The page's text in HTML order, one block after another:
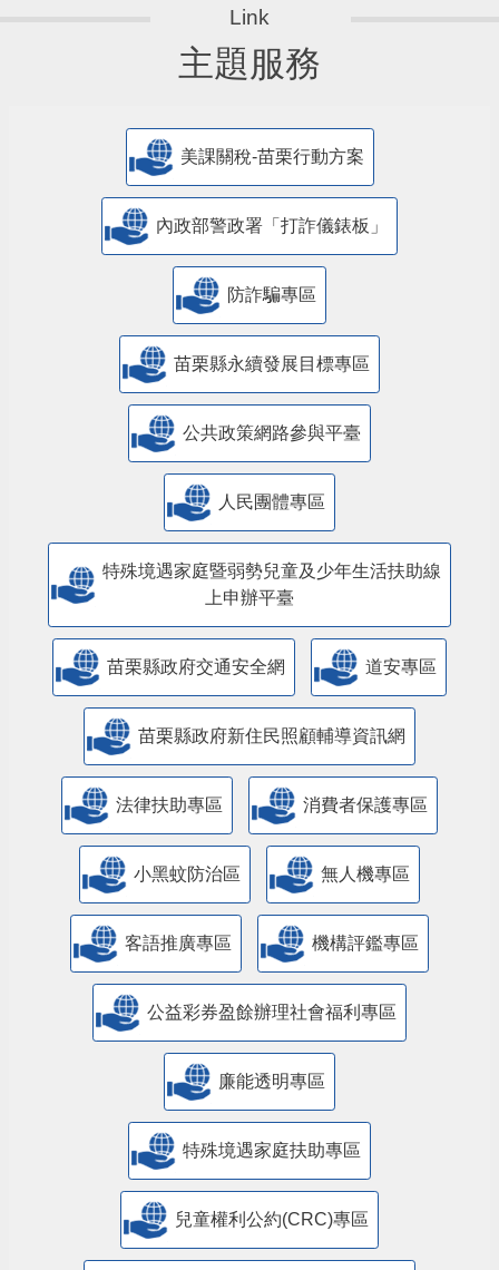
主題服務
美課關稅-苗栗行動方案
內政部警政署「打詐儀錶板」
防詐騙專區
苗栗縣永續發展目標專區
公共政策網路參與平臺
人民團體專區
特殊境遇家庭暨弱勢兒童及少年生活扶助線
上申辦平臺
苗栗縣政府交通安全網 道安專區
苗栗縣政府新住民照顧輔導資訊網
法律扶助專區 消費者保護專區
小黑蚊防治區 無人機專區
客語推廣專區 機構評鑑專區
公益彩券盈餘辦理社會福利專區
廉能透明專區
特殊境遇家庭扶助專區
兒童權利公約(CRC)專區